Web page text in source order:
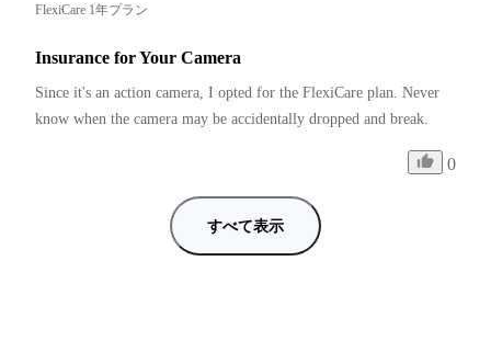
FlexiCare 1年プラン
Insurance for Your Camera
Since it's an action camera, I opted for the FlexiCare plan. Never
know when the camera may be accidentally dropped and break.
0
すべて表示